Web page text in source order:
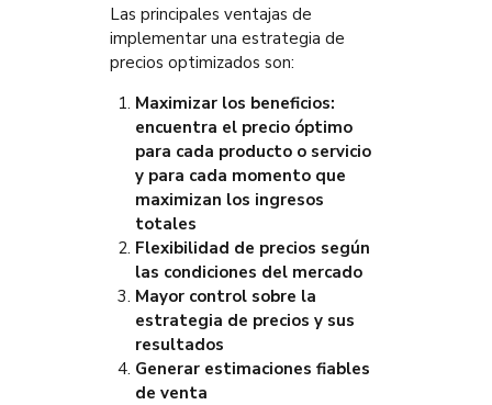
Las principales ventajas de
implementar una estrategia de
precios optimizados son:
Maximizar los beneficios:
encuentra el precio óptimo
para cada producto o servicio
y para cada momento que
maximizan los ingresos
totales
Flexibilidad de precios según
las condiciones del mercado
Mayor control sobre la
estrategia de precios y sus
resultados
Generar estimaciones fiables
de venta